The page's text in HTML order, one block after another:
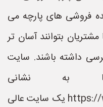
فروشی های پارچه می
بتوانند آسان تر
داشته باشند. سایت
به نشانی
https://www.ParcheForooshiHa.ir یک سایت عالی